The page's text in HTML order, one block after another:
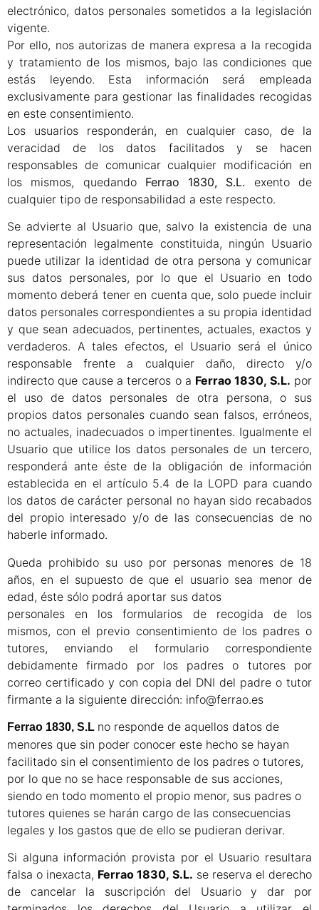
electrónico, datos personales sometidos a la legislación
vigente.
Por ello, nos autorizas de manera expresa a la recogida
y tratamiento de los mismos, bajo las condiciones que
estás leyendo. Esta información será empleada
exclusivamente para gestionar las finalidades recogidas
en este consentimiento.
Los usuarios responderán, en cualquier caso, de la
veracidad de los datos facilitados y se hacen
responsables de comunicar cualquier modificación en
los mismos, quedando Ferrao 1830, S.L. exento de
cualquier tipo de responsabilidad a este respecto.
Se advierte al Usuario que, salvo la existencia de una
representación legalmente constituida, ningún Usuario
puede utilizar la identidad de otra persona y comunicar
sus datos personales, por lo que el Usuario en todo
momento deberá tener en cuenta que, solo puede incluir
datos personales correspondientes a su propia identidad
y que sean adecuados, pertinentes, actuales, exactos y
verdaderos. A tales efectos, el Usuario será el único
responsable frente a cualquier daño, directo y/o
indirecto que cause a terceros o a Ferrao 1830, S.L. por
el uso de datos personales de otra persona, o sus
propios datos personales cuando sean falsos, erróneos,
no actuales, inadecuados o impertinentes. Igualmente el
Usuario que utilice los datos personales de un tercero,
responderá ante éste de la obligación de información
establecida en el artículo 5.4 de la LOPD para cuando
los datos de carácter personal no hayan sido recabados
del propio interesado y/o de las consecuencias de no
haberle informado.
Queda prohibido su uso por personas menores de 18
años, en el supuesto de que el usuario sea menor de
edad, éste sólo podrá aportar sus datos
personales en los formularios de recogida de los
mismos, con el previo consentimiento de los padres o
tutores, enviando el formulario correspondiente
debidamente firmado por los padres o tutores por
correo certificado y con copia del DNI del padre o tutor
firmante a la siguiente dirección: info@ferrao.es
Ferrao 1830, S.L no responde de aquellos datos de
menores que sin poder conocer este hecho se hayan
facilitado sin el consentimiento de los padres o tutores,
por lo que no se hace responsable de sus acciones,
siendo en todo momento el propio menor, sus padres o
tutores quienes se harán cargo de las consecuencias
legales y los gastos que de ello se pudieran derivar.
Si alguna información provista por el Usuario resultara
falsa o inexacta, Ferrao 1830, S.L. se reserva el derecho
de cancelar la suscripción del Usuario y dar por